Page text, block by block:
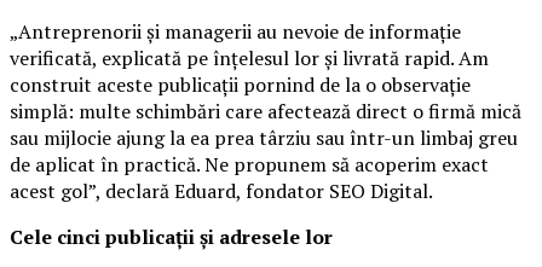
„Antreprenorii și managerii au nevoie de informație
verificată, explicată pe înțelesul lor și livrată rapid. Am
construit aceste publicații pornind de la o observație
simplă: multe schimbări care afectează direct o firmă mică
sau mijlocie ajung la ea prea târziu sau într-un limbaj greu
de aplicat în practică. Ne propunem să acoperim exact
acest gol”, declară Eduard, fondator SEO Digital.
Cele cinci publicații și adresele lor